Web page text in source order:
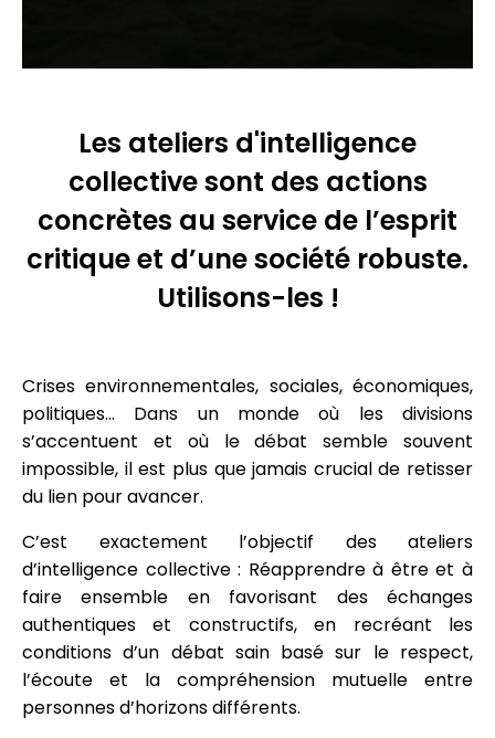
Les ateliers d'intelligence
collective sont des actions
concrètes au service de l’esprit
critique et d’une société robuste.
Utilisons-les !
Crises environnementales, sociales, économiques,
politiques… Dans un monde où les divisions
s’accentuent et où le débat semble souvent
impossible, il est plus que jamais crucial de retisser
du lien pour avancer.
C’est exactement l’objectif des ateliers
d’intelligence collective : Réapprendre à être et à
faire ensemble en favorisant des échanges
authentiques et constructifs, en recréant les
conditions d’un débat sain basé sur le respect,
l’écoute et la compréhension mutuelle entre
personnes d’horizons différents.